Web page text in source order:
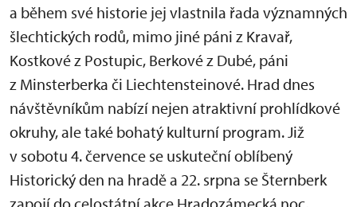
a během své historie jej vlastnila řada významných
šlechtických rodů, mimo jiné páni z Kravař,
Kostkové z Postupic, Berkové z Dubé, páni
z Minsterberka či Liechtensteinové. Hrad dnes
návštěvníkům nabízí nejen atraktivní prohlídkové
okruhy, ale také bohatý kulturní program. Již
v sobotu 4. července se uskuteční oblíbený
Historický den na hradě a 22. srpna se Šternberk